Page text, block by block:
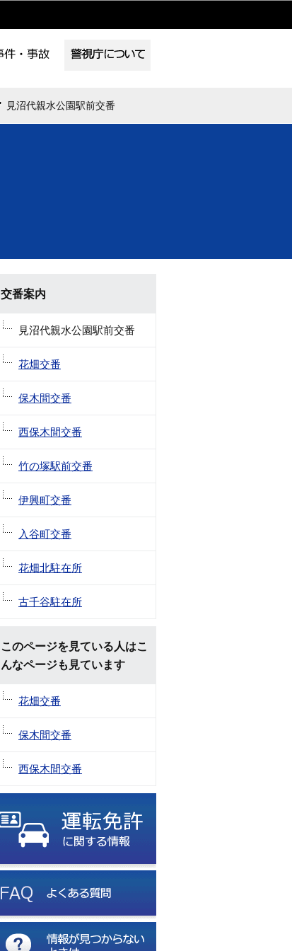
見沼代親水公園駅前交番
交番案内
見沼代親水公園駅前交番
花畑交番
保木間交番
西保木間交番
竹の塚駅前交番
伊興町交番
入谷町交番
花畑北駐在所
古千谷駐在所
このページを見ている人はこ
んなページも見ています
花畑交番
保木間交番
西保木間交番